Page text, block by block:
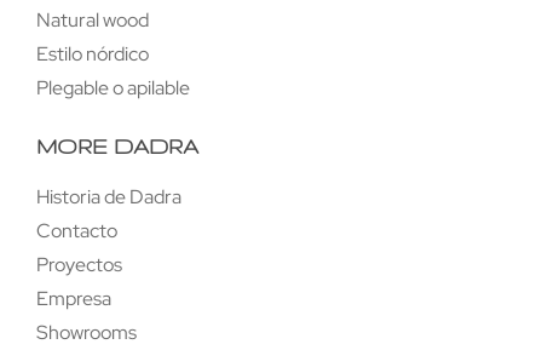
Natural wood
Estilo nórdico
Plegable o apilable
MORE DADRA
Historia de Dadra
Contacto
Proyectos
Empresa
Showrooms